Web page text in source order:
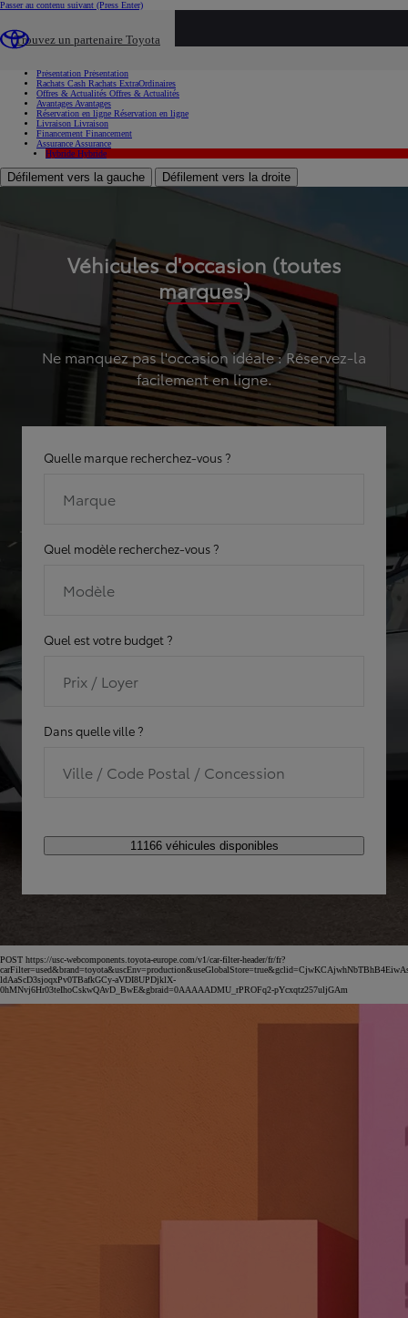
Passer au contenu suivant (Press Enter)
Trouvez un partenaire Toyota
Présentation Présentation
Rachats Cash Rachats ExtraOrdinaires
Offres & Actualités Offres & Actualités
Avantages Avantages
Réservation en ligne Réservation en ligne
Livraison Livraison
Financement Financement
Assurance Assurance
Hybride Hybride
Défilement vers la gauche Défilement vers la droite
Véhicules d'occasion (toutes
marques)
Ne manquez pas l'occasion idéale : Réservez-la
facilement en ligne.
Quelle marque recherchez-vous ?
Marque
Quel modèle recherchez-vous ?
Modèle
Quel est votre budget ?
Prix / Loyer
Dans quelle ville ?
Ville / Code Postal / Concession
11166 véhicules disponibles
POST https://usc-webcomponents.toyota-europe.com/v1/car-filter-header/fr/fr?
ldAaScD3sjoqxPv0TBafkGCy-aVDI8UPDjklX-
0hMNvj6Hr03teIhoCskwQAvD_BwE&gbraid=0AAAAADMU_rPROFq2-pYcxqtz257uljGAm